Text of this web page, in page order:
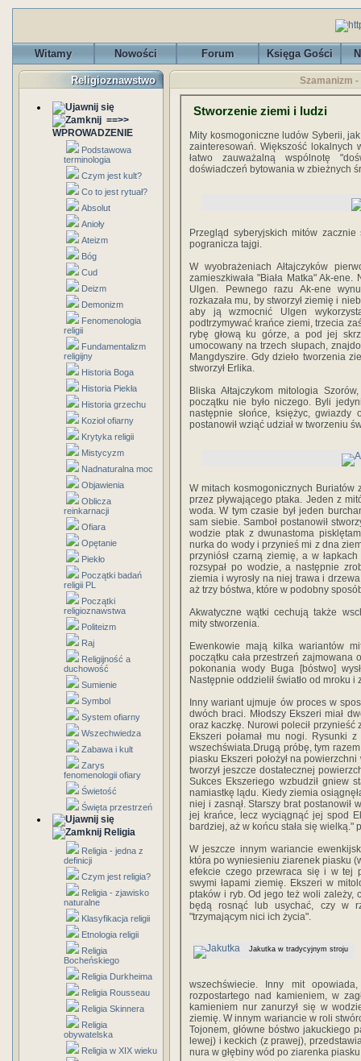
Witamy Nowości Forum Księga Gości
Religioznawstwo
==>>
WPROWADZENIE
Podstawowa
terminologia
Czym jest kult?
Co to jest rytuał?
Absolut
Anioły
Ateizm
Bóg
Cud
Deizm
Demonizm
Fenomenologia
religii
Fundamentalizm
religijny
Historia Boga
Historia Piekła
Historia grzechu
Kozioł ofiarny
Krytyka religii
Mistycyzm
Nadnaturalna moc
Objawienia
Oblicza
reinkarnacji
Ofiara
Opętanie
Piekło
Początki badań
religii PL
Początki
religioznawstwa
Politeizm
Raj
Religijność a
duchowość
Sumienie
Symbol
System ofiarny
Wszechwiedza
Zabawa i kult
Zarys
fenomenologii ofiary
Świetość
Święta przestrzeń
Religia
Religia - jedna z
definicji
Czym jest religia?
Religia - zjawisko
naturalne
Klasyfikacja religii
Etnologia religii
Religia
Bocheńskiego
Religia Durkheima
Religia Rousseau
Religia Skinnera
Religia
obywatelska
Religia w XIX wieku
Szamanizm
Stworzenie ziemi i ludzi
Mity kosmogoniczne ludów Syberii,
zainteresowań. Większość lokalnych
łatwo zauważalną wspólnotę
doświadczeń bytowania w zbieżnych
Przegląd syberyjskich mitów
pogranicza tajgi.
W wyobrażeniach Ałtajczyków
zamieszkiwała "Biała Matka" Ak-
Ulgen. Pewnego razu Ak-ene
rozkazała mu, by stworzył ziemię i
aby ją wzmocnić Ulgen
podtrzymywać krańce ziemi, trzecia
rybę głową ku górze, a pod jej
umocowany na trzech słupach,
Mangdyszire. Gdy dzieło tworzenia
stworzył Erlika.
Bliska Ałtajczykom mitologia
początku nie było niczego. Byli
następnie słońce, księżyc,
postanowił wziąć udział w tworzeniu
W mitach kosmogonicznych
przez pływającego ptaka. Jeden z
woda. W tym czasie był jeden
sam siebie. Samboł postanowił
wodzie ptak z dwunastoma
nurka do wody i przynieś mi z dna
przyniósł czarną ziemię, a w
rozsypał po wodzie, a następnie
ziemia i wyrosły na niej trawa i
aż trzy bóstwa, które w podobny
Akwatyczne wątki cechują także
mity stworzenia.
Ewenkowie mają kilka wariantów
początku cała przestrzeń zajmowana
pokonania wody Buga [bóstwo]
Następnie oddzielił światło od mroku i
Inny wariant ujmuje ów proces w
dwóch braci. Młodszy Ekszeri miał
oraz kaczkę. Nurowi polecił
Ekszeri połamał mu nogi. Rysunki
wszechświata.Drugą próbę, tym
piasku Ekszeri położył na
tworzył jeszcze dostatecznej
Sukces Ekszeriego wzbudził gniew
namiastkę lądu. Kiedy ziemia
niej i zasnął. Starszy brat postanowił
jej krańce, lecz wyciągnąć jej spod
bardziej, aż w końcu stała się wielką."
W jeszcze innym wariancie
która po wyniesieniu ziarenek piasku
efekcie czego przewraca się i w tej
swymi łapami ziemię. Ekszeri w
ptaków i ryb. Od jego też woli zależy,
będą rosnąć lub usychać, czy w
"trzymającym nici ich życia".
Jakutka w tradycyjnym stroju
wszechświecie. Inny mit
rozpostartego nad kamieniem, w
kamieniem nur zanurzył się w
ziemię. W innym wariancie w roli
Tojonem, główne bóstwo jakuckiego
lewej) i keckich (z prawej),
nura w głębiny wód po ziarenka